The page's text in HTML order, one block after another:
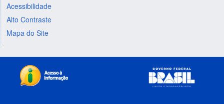
Acessibilidade
Alto Contraste
Mapa do Site